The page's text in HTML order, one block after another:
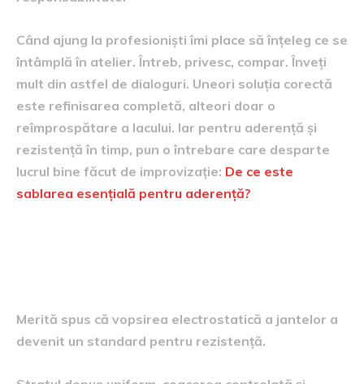
Când ajung la profesioniști îmi place să înțeleg ce se
întâmplă în atelier. Întreb, privesc, compar. Înveți
mult din astfel de dialoguri. Uneori soluția corectă
este refinisarea completă, alteori doar o
reîmprospătare a lacului. Iar pentru aderență și
rezistență în timp, pun o întrebare care desparte
lucrul bine făcut de improvizație: De ce este
sablarea esențială pentru aderență?
Merită spus că vopsirea electrostatică a jantelor a
devenit un standard pentru rezistență.